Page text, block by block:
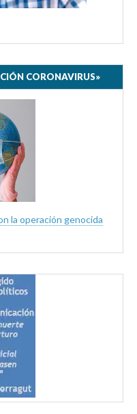
CORONAVIRUS»
la operación genocida